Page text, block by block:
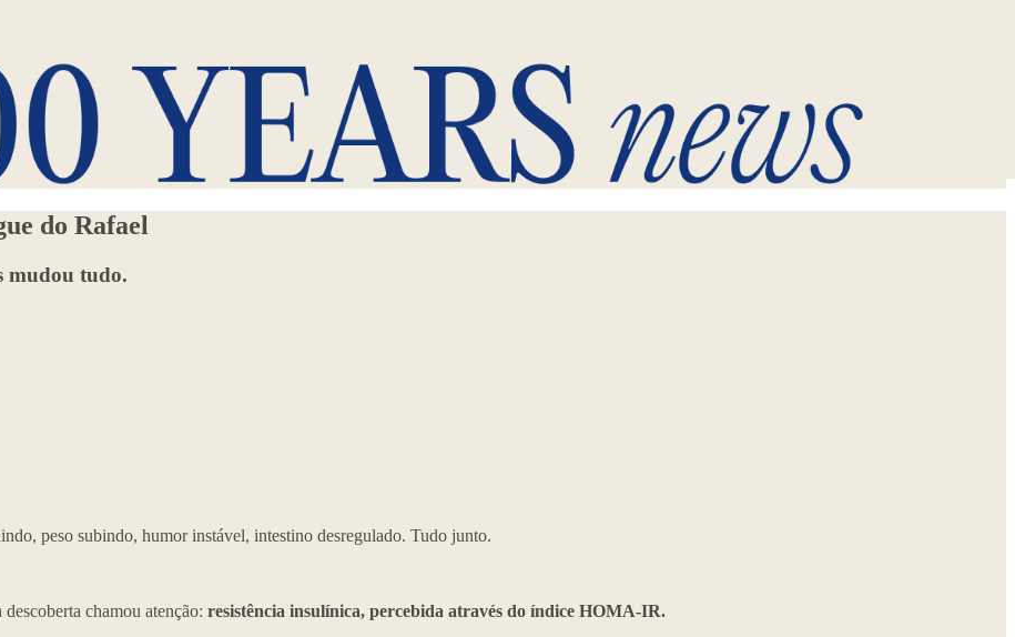
do Rafael
mudou tudo.
peso subindo, humor instável, intestino desregulado. Tudo junto.
chamou atenção: resistência insulínica, percebida através do índice HOMA-IR.